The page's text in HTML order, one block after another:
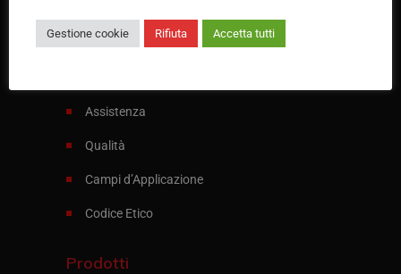
Menu
Assistenza
Qualità
Campi d’Applicazione
Codice Etico
Prodotti
Gestione cookie Rifiuta Accetta tutti